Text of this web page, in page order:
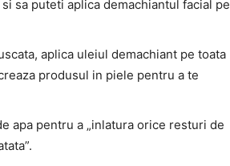
sa puteti aplica demachiantul facial pe
aplica uleiul demachiant pe toata
produsul in piele pentru a te
apa pentru a „inlatura orice resturi de